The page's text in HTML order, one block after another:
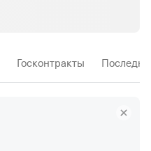
Госконтракты